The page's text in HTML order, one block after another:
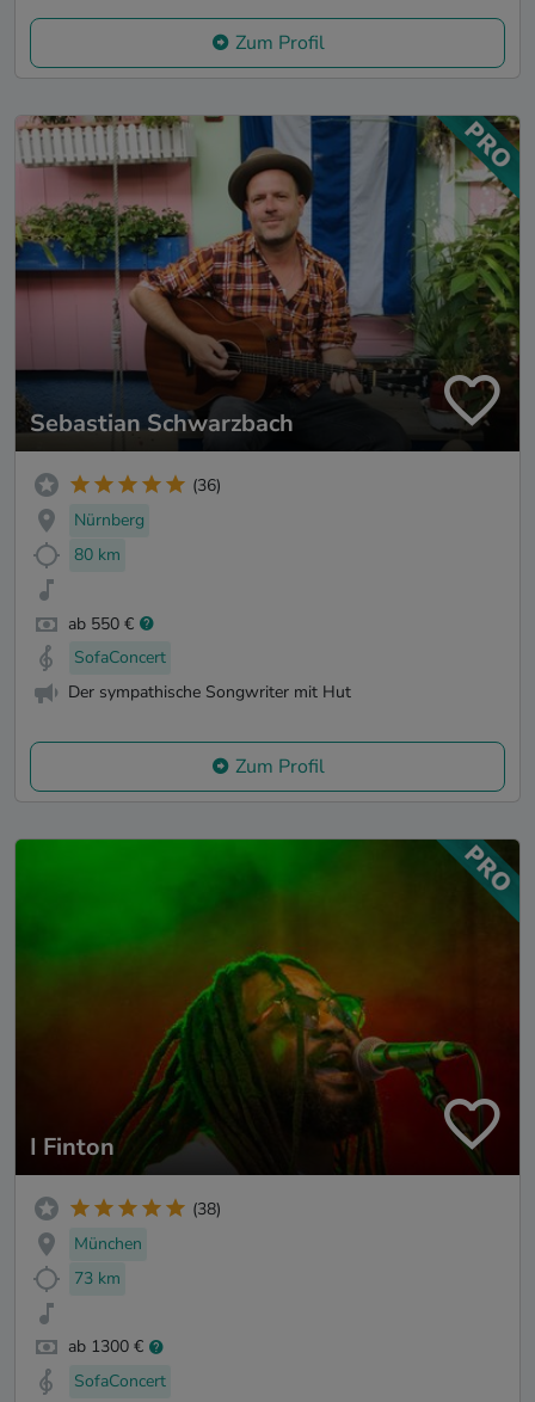
Zum Profil
Sebastian Schwarzbach
(36)
Nürnberg
80 km
ab 550 €
SofaConcert
Der sympathische Songwriter mit Hut
Zum Profil
I Finton
(38)
München
73 km
ab 1300 €
SofaConcert